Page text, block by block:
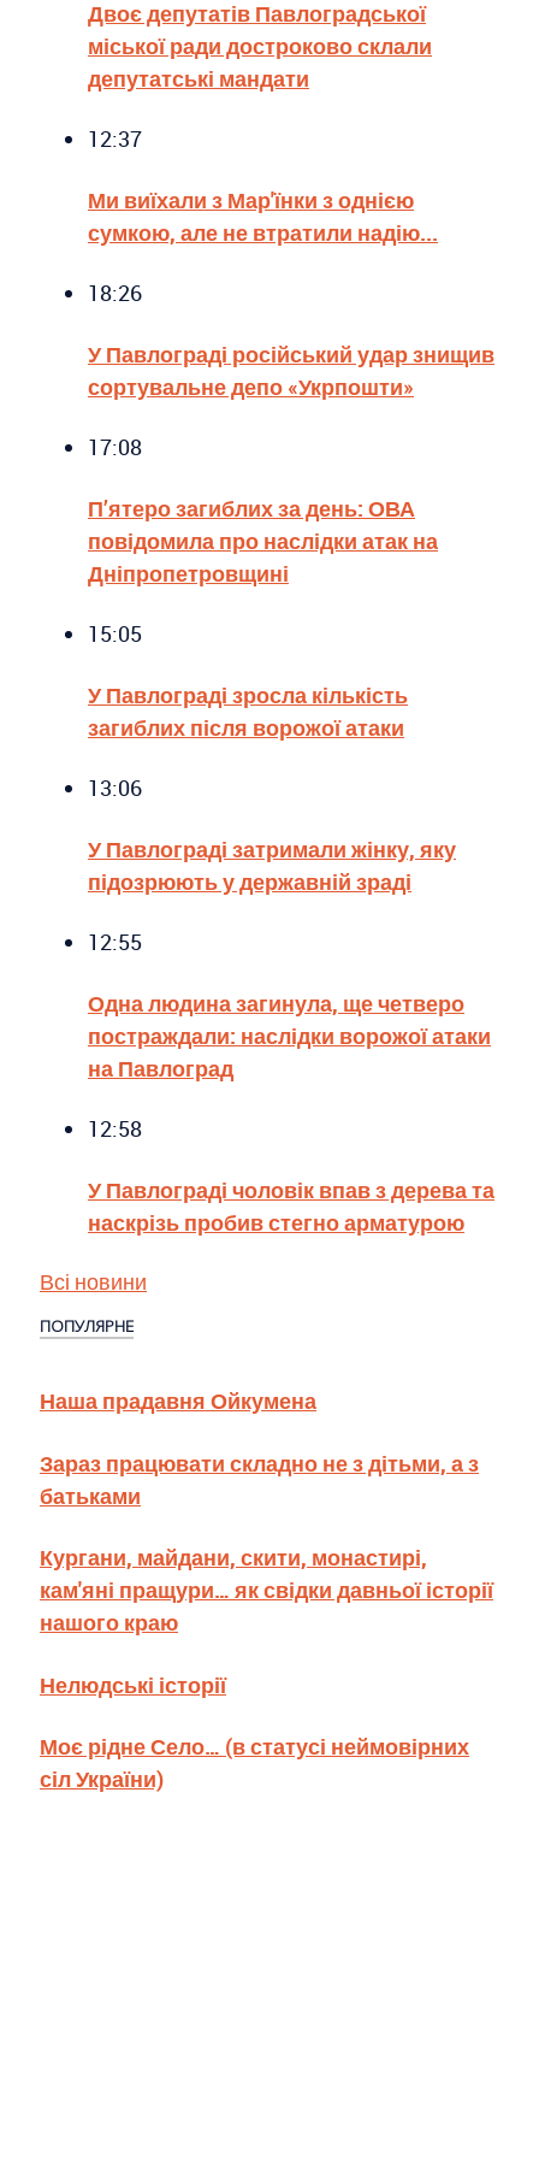
Двоє депутатів Павлоградської
міської ради достроково склали
депутатські мандати
12:37
Ми виїхали з Мар'їнки з однією
сумкою, але не втратили надію...
18:26
У Павлограді російський удар знищив
сортувальне депо «Укрпошти»
17:08
П’ятеро загиблих за день: ОВА
повідомила про наслідки атак на
Дніпропетровщині
15:05
У Павлограді зросла кількість
загиблих після ворожої атаки
13:06
У Павлограді затримали жінку, яку
підозрюють у державній зраді
12:55
Одна людина загинула, ще четверо
постраждали: наслідки ворожої атаки
на Павлоград
12:58
У Павлограді чоловік впав з дерева та
наскрізь пробив стегно арматурою
Всі новини
ПОПУЛЯРНЕ
Наша прадавня Ойкумена
Зараз працювати складно не з дітьми, а з
батьками
Кургани, майдани, скити, монастирі,
кам'яні пращури… як свідки давньої історії
нашого краю
Нелюдські історії
Моє рідне Село… (в статусі неймовірних
сіл України)